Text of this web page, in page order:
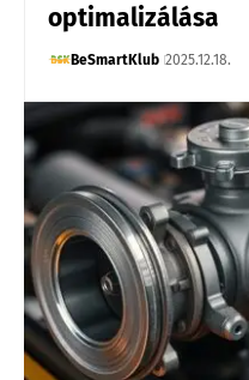
optimalizálása
BeSmartKlub 2025.12.18.